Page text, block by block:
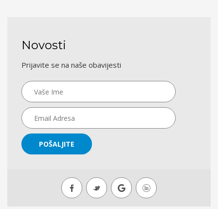
Novosti
Prijavite se na naše obavijesti
POŠALJITE